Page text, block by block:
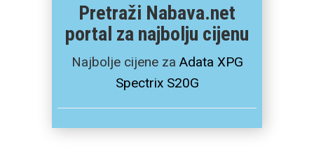
Pretraži Nabava.net
portal za najbolju cijenu
Najbolje cijene za Adata XPG
Spectrix S20G